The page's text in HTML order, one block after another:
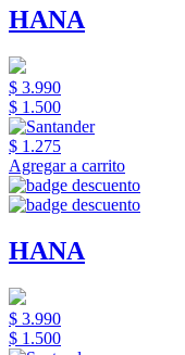
HANA
$ 3.990
$ 1.500
$ 1.275
Agregar a carrito
HANA
$ 3.990
$ 1.500